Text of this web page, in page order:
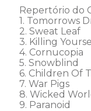
Repertório do
1. Tomorrows
2. Sweat Leaf
3. Killing
4. Cornucopia
5. Snowblind
6. Children Of
7. War Pigs
8. Wicked
9. Paranoid